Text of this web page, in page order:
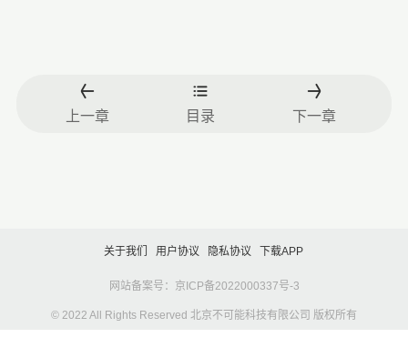
上一章 目录 下一章
关于我们 用户协议 隐私协议 下载APP
网站备案号：京ICP备2022000337号-3
© 2022 All Rights Reserved 北京不可能科技有限公司 版权所有